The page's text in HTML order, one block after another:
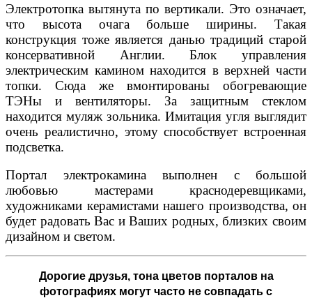
Электротопка вытянута по вертикали. Это означает,
что высота очага больше ширины. Такая
конструкция тоже является данью традиций старой
консервативной Англии. Блок управления
электрическим камином находится в верхней части
топки. Сюда же вмонтированы обогревающие
ТЭНы и вентиляторы. За защитным стеклом
находится муляж зольника. Имитация угля выглядит
очень реалистично, этому способствует встроенная
подсветка.
Портал электрокамина выполнен с большой
любовью мастерами краснодеревщиками,
художниками керамистами нашего производства, он
будет радовать Вас и Ваших родных, близких своим
дизайном и светом.
Дорогие друзья,тона цветов порталов на
фотографиях могут часто не совпадать с